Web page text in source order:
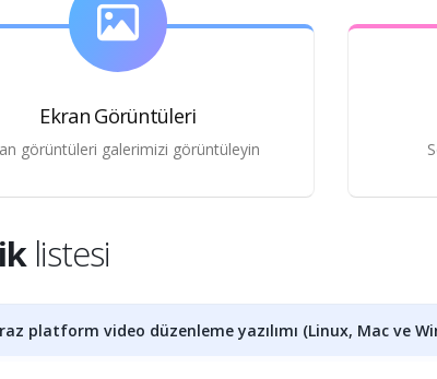
Ekran Görüntüleri
görüntüleri galerimizi görüntüleyin
listesi
platform video düzenleme yazılımı (Linux, Mac ve